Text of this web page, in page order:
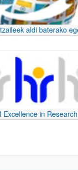
aldi baterako
Excellence in Research